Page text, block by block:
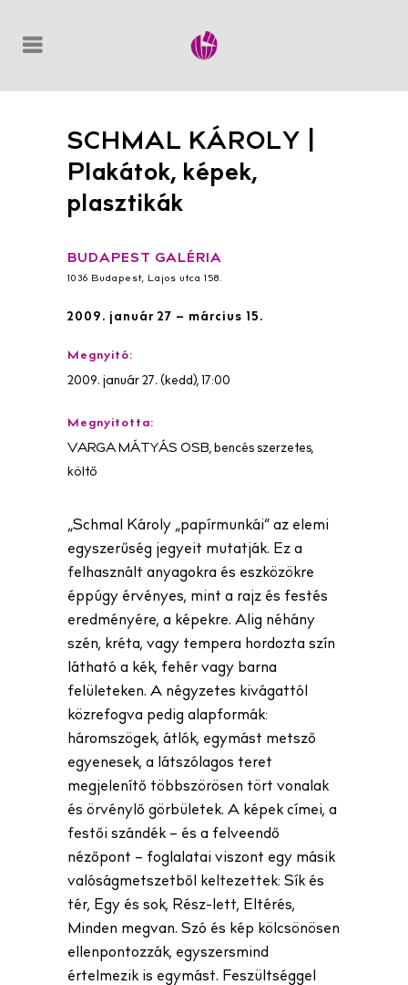
SCHMAL KÁROLY |
Plakátok, képek,
plasztikák
BUDAPEST GALÉRIA
1036 Budapest, Lajos utca 158.
2009. január 27 – március 15.
Megnyitó:
2009. január 27. (kedd), 17:00
Megnyitotta:
VARGA MÁTYÁS OSB, bencés szerzetes,
költő
„Schmal Károly „papírmunkái” az elemi
egyszerűség jegyeit mutatják. Ez a
felhasznált anyagokra és eszközökre
éppúgy érvényes, mint a rajz és festés
eredményére, a képekre. Alig néhány
szén, kréta, vagy tempera hordozta szín
látható a kék, fehér vagy barna
felületeken. A négyzetes kivágattól
közrefogva pedig alapformák:
háromszögek, átlók, egymást metsző
egyenesek, a látszólagos teret
megjelenítő többszörösen tört vonalak
és örvénylő görbületek. A képek címei, a
festői szándék – és a felveendő
nézőpont – foglalatai viszont egy másik
valóságmetszetből keltezettek: Sík és
tér, Egy és sok, Rész-lett, Eltérés,
Minden megvan. Szó és kép kölcsönösen
ellenpontozzák, egyszersmind
értelmezik is egymást. Feszültséggel